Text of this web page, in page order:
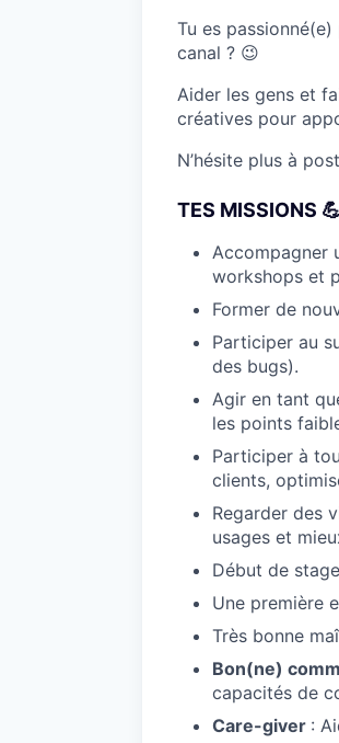
Tu es
canal ? 😉
Aider les gens et
créatives pour
N’hésite plus à
TES MISSIONS 💪
Accompagner
workshops et
Former de
Participer au
des bugs).
Agir en tant
les points
Participer à
clients,
Regarder des
usages et
Début de
Une première
Très bonne
Bon(ne)
capacités de
Care-giver :